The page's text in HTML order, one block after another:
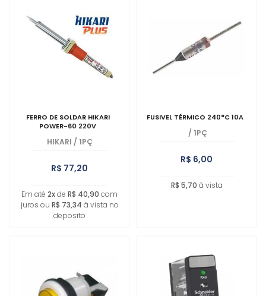
FERRO DE SOLDAR HIKARI
POWER-60 220V
HIKARI / 1PÇ
R$ 77,20
Em até 2xde R$ 40,90 com
juros ou R$ 73,34 à vista no
deposito
FUSIVEL TÉRMICO 240°C 10A
/ 1PÇ
R$ 6,00
R$ 5,70 à vista